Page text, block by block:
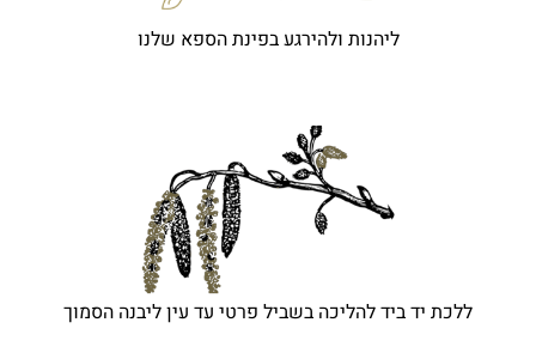
ליהנות ולהירגע בפינת הספא שלנו
ללכת יד ביד להליכה בשביל פרטי עד עין ליבנה הסמוך